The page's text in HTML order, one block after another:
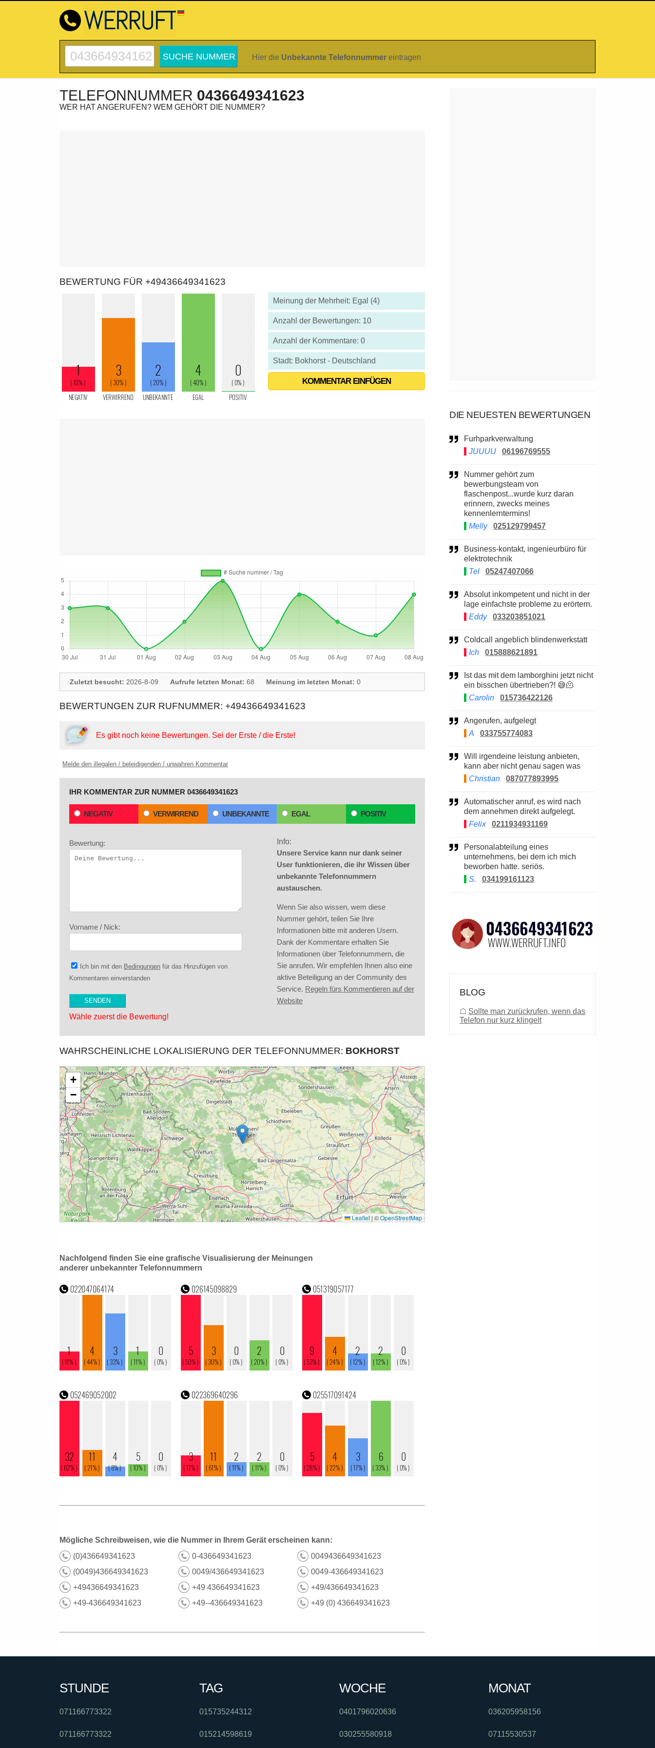
Hier die Unbekannte Telefonnummer eintragen
TELEFONNUMMER 0436649341623
WER HAT ANGERUFEN? WEM GEHÖRT DIE NUMMER?
BEWERTUNG FÜR +49436649341623
Meinung der Mehrheit: Egal (4)
Anzahl der Bewertungen: 10
Anzahl der Kommentare: 0
Stadt: Bokhorst - Deutschland
KOMMENTAR EINFÜGEN
Zuletzt besucht: 2026-8-09 Aufrufe letzten Monat: 68 Meinung im letzten Monat: 0
BEWERTUNGEN ZUR RUFNUMMER: +49436649341623
Es gibt noch keine Bewertungen. Sei der Erste / die Erste!
Melde den illegalen / beleidigenden / unwahren Kommentar
IHR KOMMENTAR ZUR NUMMER 0436649341623
NEGATIV VERWIRREND UNBEKANNTE EGAL POSITIV
Bewertung:
Vorname / Nick:
Ich bin mit den Bedingungen für das Hinzufügen von
Kommentaren einverstanden
Wähle zuerst die Bewertung!
Info:
Unsere Service kann nur dank seiner
User funktionieren, die ihr Wissen über
unbekannte Telefonnummern
austauschen.
Wenn Sie also wissen, wem diese
Nummer gehört, teilen Sie Ihre
Informationen bitte mit anderen Usern.
Dank der Kommentare erhalten Sie
Informationen über Telefonnummern, die
Sie anrufen. Wir empfehlen Ihnen also eine
aktive Beteiligung an der Community des
Service. Regeln fürs Kommentieren auf der
Website
WAHRSCHEINLICHE LOKALISIERUNG DER TELEFONNUMMER: BOKHORST
Nachfolgend finden Sie eine grafische Visualisierung der Meinungen
anderer unbekannter Telefonnummern
Mögliche Schreibweisen, wie die Nummer in Ihrem Gerät erscheinen kann:
(0)436649341623
0-436649341623
0049436649341623
(0049)436649341623
0049/436649341623
0049-436649341623
+49436649341623
+49 436649341623
+49/436649341623
+49-436649341623
+49--436649341623 +49 (0) 436649341623
DIE NEUESTEN BEWERTUNGEN
Furhparkverwaltung
JUUUU
06196769555
Nummer gehört zum
bewerbungsteam von
flaschenpost...wurde kurz daran
erinnern, zwecks meines
kennenlerntermins!
Melly
025129799457
Business-kontakt, ingenieurbüro für
elektrotechnik
Tel
05247407066
Absolut inkompetent und nicht in der
lage einfachste probleme zu erörtern.
Eddy
033203851021
Coldcall angeblich blindenwerkstatt
Ich
015888621891
ein bisschen übertrieben?! 😅🫠
Carolin
015736422126
Angerufen, aufgelegt
A
033755774083
Will irgendeine leistung anbieten,
kann aber nicht genau sagen was
Christian
087077893995
Automatischer anruf, es wird nach
dem annehmen direkt aufgelegt.
Felix
0211934931169
Personalabteilung eines
unternehmens, bei dem ich mich
beworben hatte. seriös.
S.
034199161123
BLOG
☖ Sollte man zurückrufen, wenn das
Telefon nur kurz klingelt
STUNDE
071166773322
071166773322
TAG
015735244312
015214598619
WOCHE
0401796020636
030255580918
MONAT
036205958156
07115530537